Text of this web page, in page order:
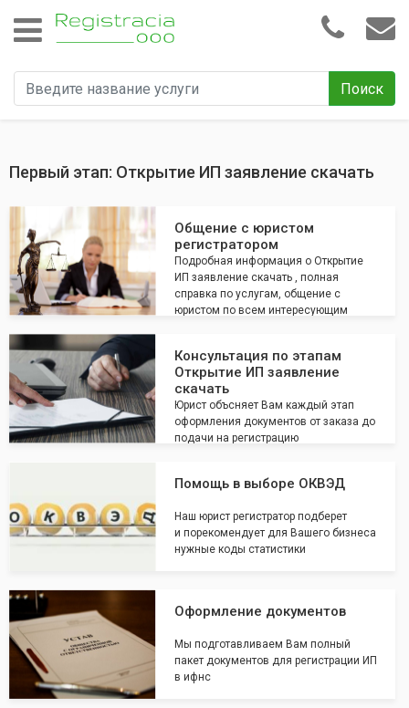
Поиск
Первый этап: Открытие ИП заявление скачать
Общение с юристом
регистратором
Подробная информация о Открытие
ИП заявление скачать , полная
справка по услугам, общение с
юристом по всем интересующим
Консультация по этапам
Открытие ИП заявление
скачать
Юрист объсняет Вам каждый этап
оформления документов от заказа до
подачи на регистрацию
Помощь в выборе ОКВЭД
Наш юрист регистратор подберет
и порекомендует для Вашего бизнеса
нужные коды статистики
Оформление документов
Мы подготавливаем Вам полный
пакет документов для регистрации ИП
в ифнс